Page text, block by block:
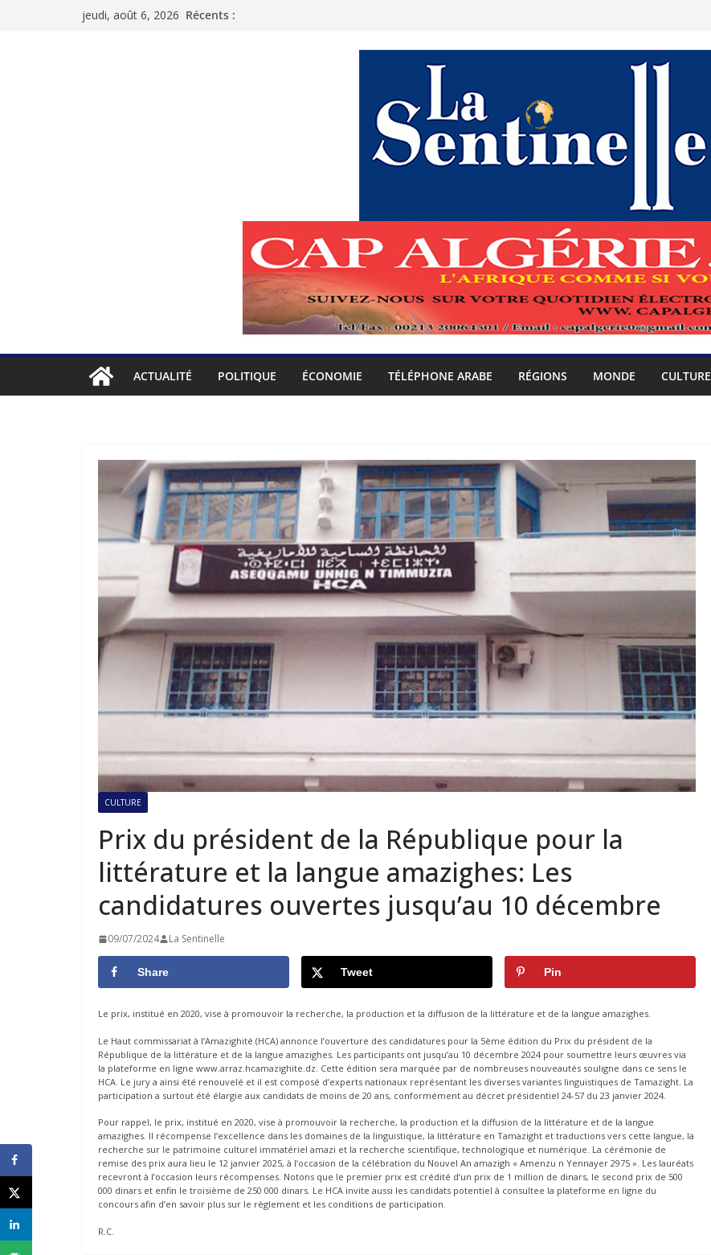
jeudi, août 6, 2026 Récents :
ACTUALITÉ POLITIQUE ÉCONOMIE TÉLÉPHONE ARABE RÉGIONS MONDE CULTURE
CULTURE
Prix du président de la République pour la
littérature et la langue amazighes: Les
candidatures ouvertes jusqu’au 10 décembre
09/07/2024 La Sentinelle
Share Tweet Pin
Le prix, institué en 2020, vise à promouvoir la recherche, la production et la diffusion de la littérature et de la langue amazighes.
Le Haut commissariat à l’Amazighité (HCA) annonce l’ouverture des candidatures pour la 5ème édition du Prix du président de la
République de la littérature et de la langue amazighes. Les participants ont jusqu’au 10 décembre 2024 pour soumettre leurs œuvres via
la plateforme en ligne www.arraz.hcamazighite.dz. Cette édition sera marquée par de nombreuses nouveautés souligne dans ce sens le
HCA. Le jury a ainsi été renouvelé et il est composé d’experts nationaux représentant les diverses variantes linguistiques de Tamazight. La
participation a surtout été élargie aux candidats de moins de 20 ans, conformément au décret présidentiel 24-57 du 23 janvier 2024.
Pour rappel, le prix, institué en 2020, vise à promouvoir la recherche, la production et la diffusion de la littérature et de la langue
amazighes. Il récompense l’excellence dans les domaines de la linguistique, la littérature en Tamazight et traductions vers cette langue, la
recherche sur le patrimoine culturel immatériel amazi et la recherche scientifique, technologique et numérique. La cérémonie de
remise des prix aura lieu le 12 janvier 2025, à l’occasion de la célébration du Nouvel An amazigh « Amenzu n Yennayer 2975 ». Les lauréats
recevront à l’occasion leurs récompenses. Notons que le premier prix est crédité d’un prix de 1 million de dinars, le second prix de 500
000 dinars et enfin le troisième de 250 000 dinars. Le HCA invite aussi les candidats potentiel à consultee la plateforme en ligne du
concours afin d’en savoir plus sur le règlement et les conditions de participation.
R.C.